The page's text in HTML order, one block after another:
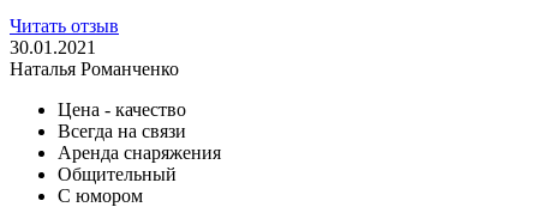
Читать отзыв
30.01.2021
Наталья Романченко
Цена - качество
Всегда на связи
Аренда снаряжения
Общительный
С юмором